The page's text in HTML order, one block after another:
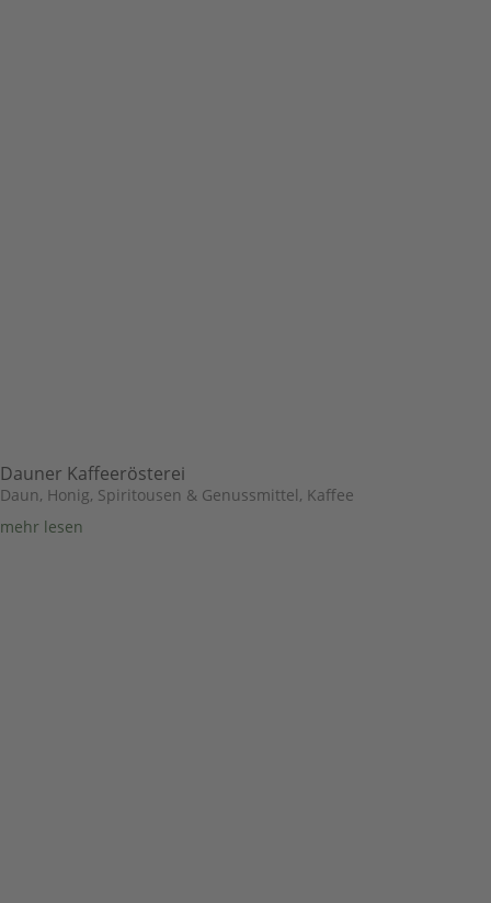
Dauner Kaffeerösterei
Daun, Honig, Spiritousen & Genussmittel, Kaffee
mehr lesen